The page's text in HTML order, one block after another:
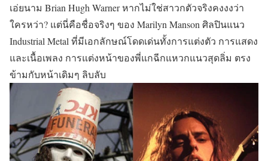
เอ่ยนาม Brian Hugh Warner หากไม่ใช่สาวกตัวจริงคงงงว่า
ใครหว่า? แต่นี่คือชื่อจริงๆ ของ Marilyn Manson ศิลปินแนว
Industrial Metal ที่มีเอกลักษณ์โดดเด่นทั้งการแต่งตัว การแสดง
และเนื้อเพลง การแต่งหน้าของพี่แกฉีกแหวกแนวสุดลิ่ม ตรง
ข้ามกับหน้าเดิมๆ ลิบลับ